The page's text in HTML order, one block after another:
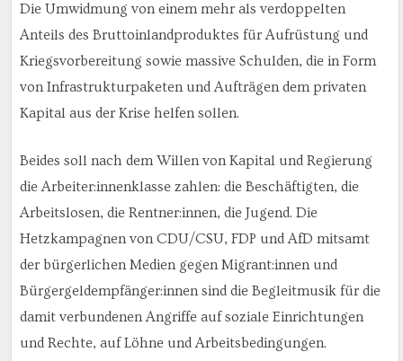
Die Umwidmung von einem mehr als verdoppelten
Anteils des Bruttoinlandproduktes für Aufrüstung und
Kriegsvorbereitung sowie massive Schulden, die in Form
von Infrastrukturpaketen und Aufträgen dem privaten
Kapital aus der Krise helfen sollen.
Beides soll nach dem Willen von Kapital und Regierung
die Arbeiter:innenklasse zahlen: die Beschäftigten, die
Arbeitslosen, die Rentner:innen, die Jugend. Die
Hetzkampagnen von CDU/CSU, FDP und AfD mitsamt
der bürgerlichen Medien gegen Migrant:innen und
Bürgergeldempfänger:innen sind die Begleitmusik für die
damit verbundenen Angriffe auf soziale Einrichtungen
und Rechte, auf Löhne und Arbeitsbedingungen.